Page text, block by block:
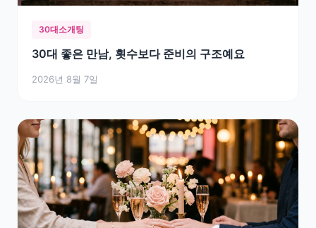
30대소개팅
30대 좋은 만남, 횟수보다 준비의 구조예요
2026년 8월 7일